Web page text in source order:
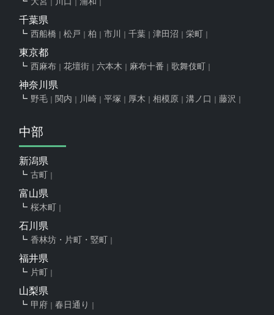
千葉県
西船橋 松戸 柏 市川 千葉 津田沼 栄町
東京都
西麻布 花壇街 六本木 麻布十番 歌舞伎町
神奈川県
野毛 関内 川崎 平塚 厚木 相模原 溝ノ口 藤沢
中部
新潟県
古町
富山県
桜木町
石川県
香林坊・片町・竪町
福井県
片町
山梨県
甲府 春日通り